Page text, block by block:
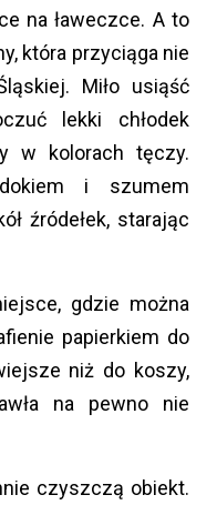
na ławeczce. A to
która przyciąga nie
Miło usiąść
lekki chłodek
w kolorach tęczy.
i szumem
źródełek, starając
gdzie można
papierkiem do
niż do koszy,
na pewno nie
czyszczą obiekt.